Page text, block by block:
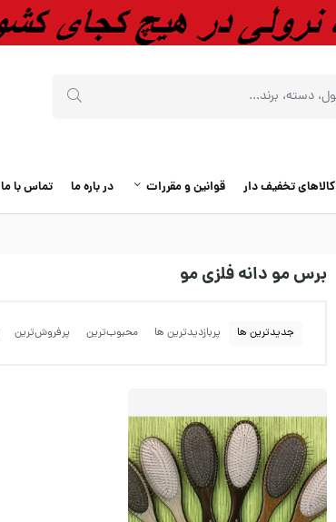
کالاهای تخفیف دار قوانین و مقررات در باره ما تماس با ما
برس مو دانه فلزی مو
جدیدترین ها پربازدیدترین ها محبوب‌‌ترین پرفروش‌ترین